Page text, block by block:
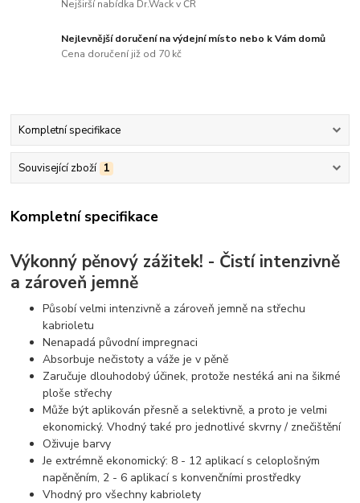
Nejširší nabídka Dr.Wack v ČR
Nejlevnější doručení na výdejní místo nebo k Vám domů
Cena doručení již od 70 kč
Kompletní specifikace
Související zboží 1
Kompletní specifikace
Výkonný pěnový zážitek! - Čistí intenzivně
a zároveň jemně
Působí velmi intenzivně a zároveň jemně na střechu
kabrioletu
Nenapadá původní impregnaci
Absorbuje nečistoty a váže je v pěně
Zaručuje dlouhodobý účinek, protože nestéká ani na šikmé
ploše střechy
Může být aplikován přesně a selektivně, a proto je velmi
ekonomický. Vhodný také pro jednotlivé skvrny / znečištění
Oživuje barvy
Je extrémně ekonomický: 8 - 12 aplikací s celoplošným
napěněním, 2 - 6 aplikací s konvenčními prostředky
Vhodný pro všechny kabriolety